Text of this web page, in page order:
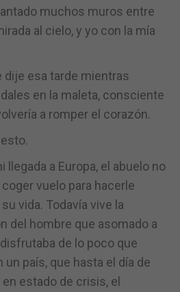
muchos muros entre
al cielo, y yo con la mía
esa tarde mientras
en la maleta, consciente
a romper el corazón.
a Europa, el abuelo no
vuelo para hacerle
vida. Todavía vive la
del hombre que asomado a
de lo poco que
un país, que hasta el día de
estado de crisis, el